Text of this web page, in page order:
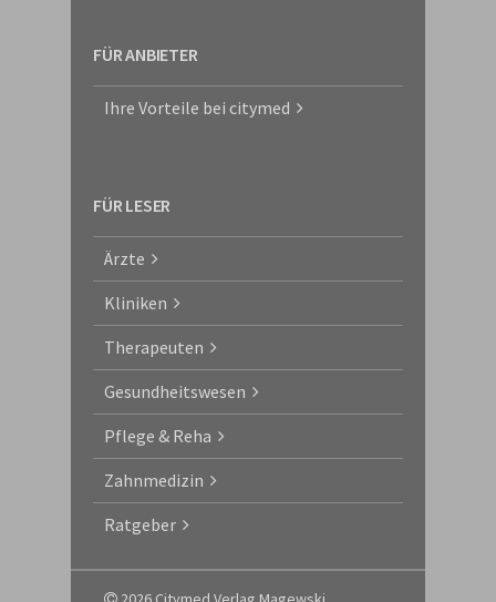
FÜR ANBIETER
Ihre Vorteile bei citymed
FÜR LESER
Ärzte
Kliniken
Therapeuten
Gesundheitswesen
Pflege & Reha
Zahnmedizin
Ratgeber